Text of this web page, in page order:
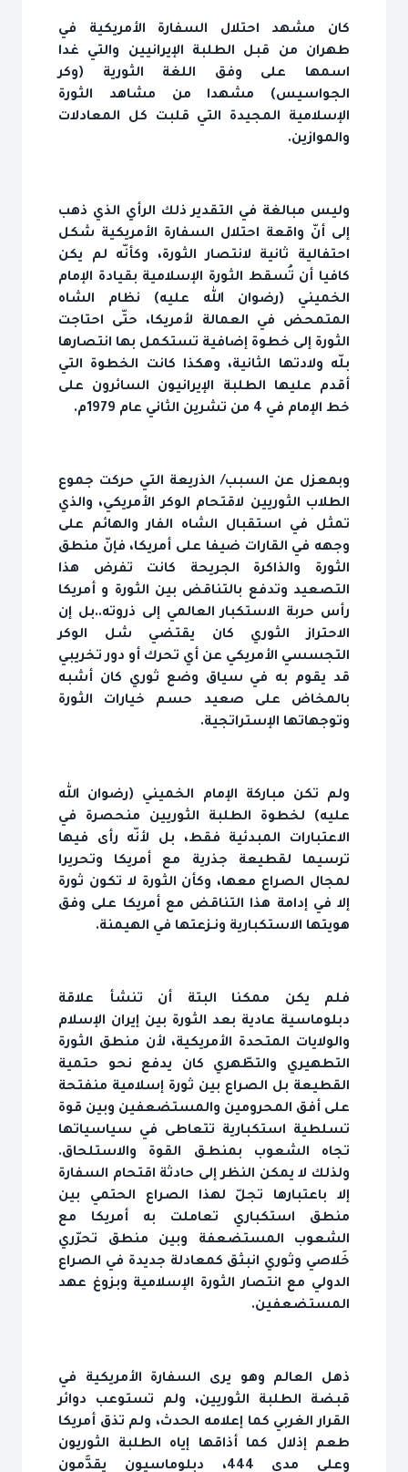
كان مشهد احتلال السفارة الأمريكية في
طهران من قبل الطلبة الإيرانيين والتي غدا
اسمها على وفق اللغة الثورية (وكر
الجواسيس) مشهدا من مشاهد الثورة
الإسلامية المجيدة التي قلبت كل المعادلات
والموازين.
وليس مبالغة في التقدير ذلك الرأي الذي ذهب
إلى أنّ واقعة احتلال السفارة الأمريكية شكل
احتفالية ثانية لانتصار الثورة، وكأنّه لم يكن
كافيا أن تُسقط الثورة الإسلامية بقيادة الإمام
الخميني (رضوان الله عليه) نظام الشاه
المتمحض في العمالة لأمريكا، حتّى احتاجت
الثورة إلى خطوة إضافية تستكمل بها انتصارها
بلّه ولادتها الثانية، وهكذا كانت الخطوة التي
أقدم عليها الطلبة الإيرانيون السائرون على
خط الإمام في 4 من تشرين الثاني عام 1979م.
وبمعزل عن السبب/ الذريعة التي حركت جموع
الطلاب الثوريين لاقتحام الوكر الأمريكي، والذي
تمثل في استقبال الشاه الفار والهائم على
وجهه في القارات ضيفا على أمريكا، فإنّ منطق
الثورة والذاكرة الجريحة كانت تفرض هذا
التصعيد وتدفع بالتناقض بين الثورة و أمريكا
رأس حربة الاستكبار العالمي إلى ذروته..بل إن
الاحتراز الثوري كان يقتضي شل الوكر
التجسسي الأمريكي عن أي تحرك أو دور تخريبي
قد يقوم به في سياق وضع ثوري كان أشبه
بالمخاض على صعيد حسم خيارات الثورة
وتوجهاتها الإستراتجية.
ولم تكن مباركة الإمام الخميني (رضوان الله
عليه) لخطوة الطلبة الثوريين منحصرة في
الاعتبارات المبدئية فقط، بل لأنّه رأى فيها
ترسيما لقطيعة جذرية مع أمريكا وتحريرا
لمجال الصراع معها، وكأن الثورة لا تكون ثورة
إلا في إدامة هذا التناقض مع أمريكا على وفق
هويتها الاستكبارية ونـزعتها في الهيمنة.
فلم يكن ممكنا البتة أن تنشأ علاقة
دبلوماسية عادية بعد الثورة بين إيران الإسلام
والولايات المتحدة الأمريكية، لأن منطق الثورة
التطهيري والتطّهري كان يدفع نحو حتمية
القطيعة بل الصراع بين ثورة إسلامية منفتحة
على أفق المحرومين والمستضعفين وبين قوة
تسلطية استكبارية تتعاطى في سياسياتها
تجاه الشعوب بمنطـق القوة والاستلحاق.
ولذلك لا يمكن النظر إلى حادثة اقتحام السفارة
إلا باعتبارها تجلّ لهذا الصراع الحتمي بين
منطق استكباري تعاملت به أمريكا مع
الشعوب المستضعفة وبين منطق تحرّري
خَلاصي وثوري انبثق كمعادلة جديدة في الصراع
الدولي مع انتصار الثورة الإسلامية وبزوغ عهد
المستضعفين.
ذهل العالم وهو يرى السفارة الأمريكية في
قبضة الطلبة الثوريين، ولم تستوعب دوائر
القرار الغربي كما إعلامه الحدث، ولم تذق أمريكا
طعم إذلال كما أذاقها إياه الطلبة الثوريون
وعلى مدى 444، دبلوماسيون يقدَّمون